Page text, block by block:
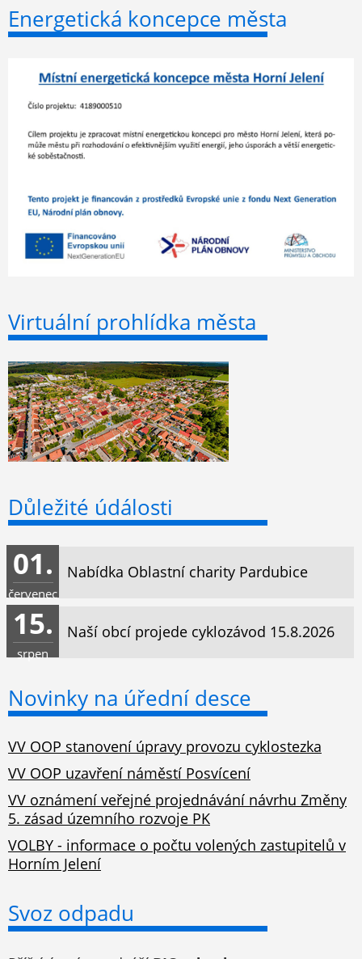
Energetická koncepce města
Virtuální prohlídka města
Důležité údálosti
Nabídka Oblastní charity Pardubice
01.
červenec
Naší obcí projede cyklozávod 15.8.2026
15.
srpen
Novinky na úřední desce
VV OOP stanovení úpravy provozu cyklostezka
VV OOP uzavření náměstí Posvícení
VV oznámení veřejné projednávání návrhu Změny
5. zásad územního rozvoje PK
VOLBY - informace o počtu volených zastupitelů v
Horním Jelení
Svoz odpadu